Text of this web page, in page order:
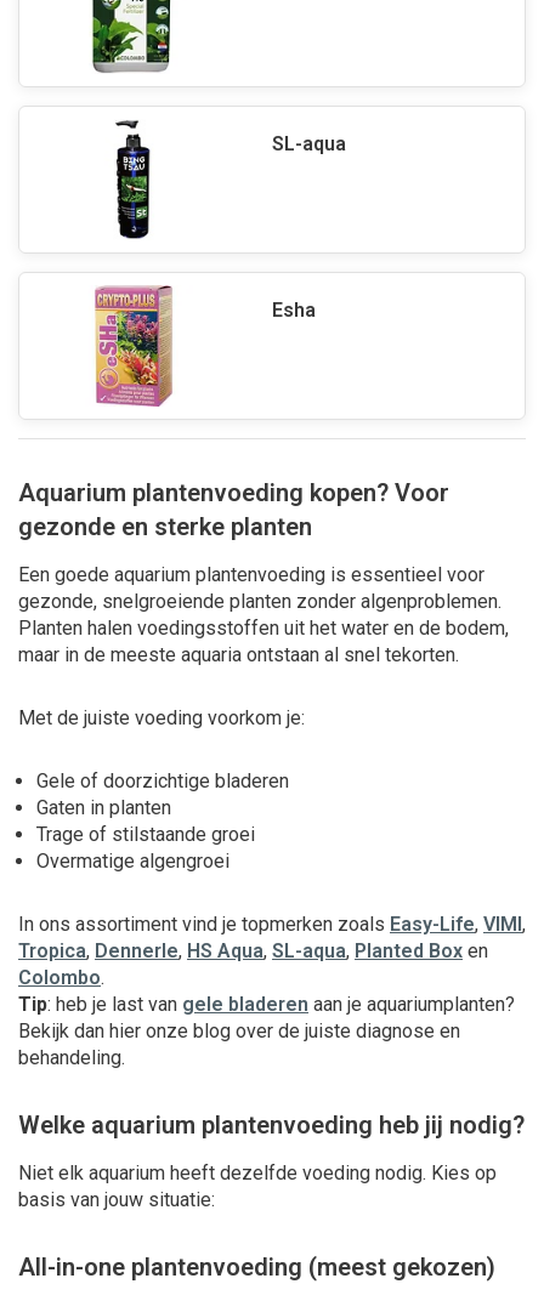
SL-aqua
Esha
Aquarium plantenvoeding kopen? Voor
gezonde en sterke planten
Een goede aquarium plantenvoeding is essentieel voor
gezonde, snelgroeiende planten zonder algenproblemen.
Planten halen voedingsstoffen uit het water en de bodem,
maar in de meeste aquaria ontstaan al snel tekorten.
Met de juiste voeding voorkom je:
Gele of doorzichtige bladeren
Gaten in planten
Trage of stilstaande groei
Overmatige algengroei
In ons assortiment vind je topmerken zoals Easy-Life, VIMI,
Tropica, Dennerle, HS Aqua, SL-aqua, Planted Box en
Colombo.
Tip: heb je last van gele bladeren aan je aquariumplanten?
Bekijk dan hier onze blog over de juiste diagnose en
behandeling.
Welke aquarium plantenvoeding heb jij nodig?
Niet elk aquarium heeft dezelfde voeding nodig. Kies op
basis van jouw situatie:
All-in-one plantenvoeding (meest gekozen)